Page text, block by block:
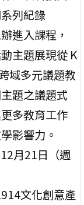
列紀錄
進入課程，
主題展現從 K
域多元議題教
題之議題式
多教育工作
影響力。
月21日（週
文化創意產